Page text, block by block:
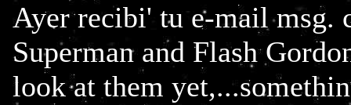
Ayer recibi' tu e-mail msg.
Superman and Flash
look at them